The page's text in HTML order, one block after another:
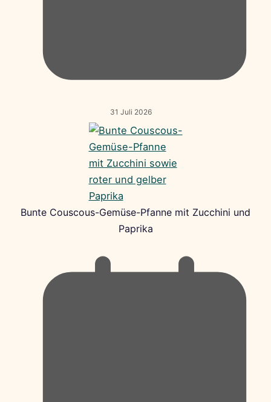
31 Juli 2026
Bunte Couscous-Gemüse-Pfanne mit Zucchini und
Paprika